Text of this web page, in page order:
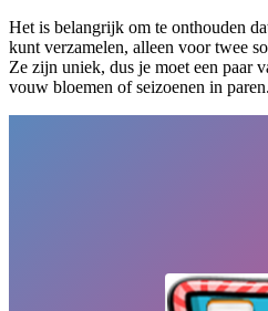
Het is belangrijk om te onthouden
kunt verzamelen, alleen voor twee
Ze zijn uniek, dus je moet een paar
vouw bloemen of seizoenen in paren.